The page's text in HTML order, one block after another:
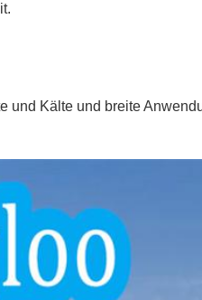
und Kälte und breite